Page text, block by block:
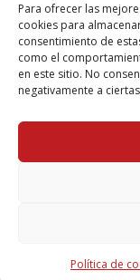
Para ofrecer las
cookies para
consentimiento de
como el
en este sitio. No
negativamente a
Política de
Según establece el
Consejo, de 27 de abril
carácter personal que
serán tratados por
finalidad de la
solicitamos es para
productos y/o
facilitas no serán